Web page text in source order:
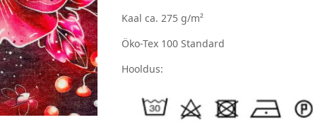
Kaal ca. 275 g/m²
Öko-Tex 100 Standard
Hooldus: